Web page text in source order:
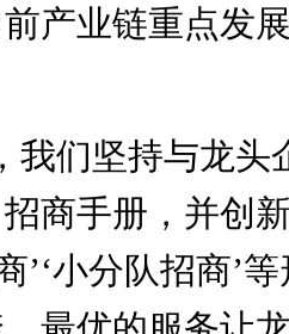
产业链重点发
们坚持与龙头
商手册，并创
’‘小分队招商’